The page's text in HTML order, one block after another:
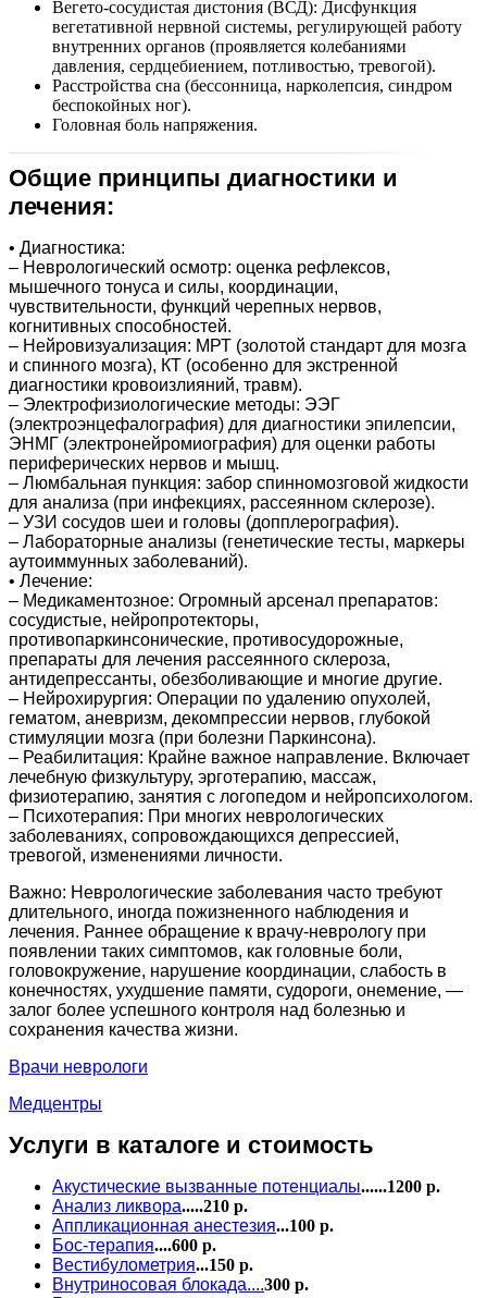
Вегето-сосудистая дистония (ВСД): Дисфункция
вегетативной нервной системы, регулирующей работу
внутренних органов (проявляется колебаниями
давления, сердцебиением, потливостью, тревогой).
Расстройства сна (бессонница, нарколепсия, синдром
беспокойных ног).
Головная боль напряжения.
Общие принципы диагностики и
лечения:
• Диагностика:
– Неврологический осмотр: оценка рефлексов,
мышечного тонуса и силы, координации,
чувствительности, функций черепных нервов,
когнитивных способностей.
– Нейровизуализация: МРТ (золотой стандарт для мозга
и спинного мозга), КТ (особенно для экстренной
диагностики кровоизлияний, травм).
– Электрофизиологические методы: ЭЭГ
(электроэнцефалография) для диагностики эпилепсии,
ЭНМГ (электронейромиография) для оценки работы
периферических нервов и мышц.
– Люмбальная пункция: забор спинномозговой жидкости
для анализа (при инфекциях, рассеянном склерозе).
– УЗИ сосудов шеи и головы (допплерография).
– Лабораторные анализы (генетические тесты, маркеры
аутоиммунных заболеваний).
• Лечение:
– Медикаментозное: Огромный арсенал препаратов:
сосудистые, нейропротекторы,
противопаркинсонические, противосудорожные,
препараты для лечения рассеянного склероза,
антидепрессанты, обезболивающие и многие другие.
– Нейрохирургия: Операции по удалению опухолей,
гематом, аневризм, декомпрессии нервов, глубокой
стимуляции мозга (при болезни Паркинсона).
– Реабилитация: Крайне важное направление. Включает
лечебную физкультуру, эрготерапию, массаж,
физиотерапию, занятия с логопедом и нейропсихологом.
– Психотерапия: При многих неврологических
заболеваниях, сопровождающихся депрессией,
тревогой, изменениями личности.
Важно: Неврологические заболевания часто требуют
длительного, иногда пожизненного наблюдения и
лечения. Раннее обращение к врачу-неврологу при
появлении таких симптомов, как головные боли,
головокружение, нарушение координации, слабость в
конечностях, ухудшение памяти, судороги, онемение, —
залог более успешного контроля над болезнью и
сохранения качества жизни.
Врачи неврологи
Медцентры
Услуги в каталоге и стоимость
Акустические вызванные потенциалы......1200 р.
Анализ ликвора.....210 р.
Аппликационная анестезия...100 р.
Бос-терапия....600 р.
Вестибулометрия...150 р.
Внутриносовая блокада....300 р.